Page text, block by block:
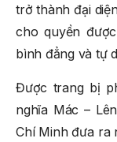
trở thành đại
cho quyền
bình đẳng và tự
Được trang bị
nghĩa Mác –
Chí Minh đưa ra